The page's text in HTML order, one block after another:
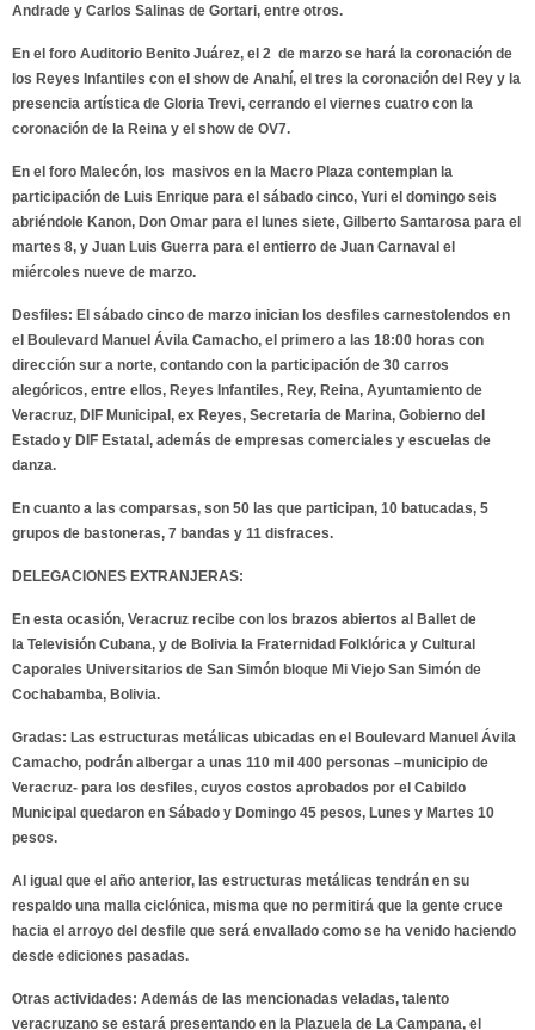
Andrade y Carlos Salinas de Gortari, entre otros.
En el foro Auditorio Benito Juárez, el 2 de marzo se hará la coronación de
los Reyes Infantiles con el show de Anahí, el tres la coronación del Rey y la
presencia artística de Gloria Trevi, cerrando el viernes cuatro con la
coronación de la Reina y el show de OV7.
En el foro Malecón, los masivos en la Macro Plaza contemplan la
participación de Luis Enrique para el sábado cinco, Yuri el domingo seis
abriéndole Kanon, Don Omar para el lunes siete, Gilberto Santarosa para el
martes 8, y Juan Luis Guerra para el entierro de Juan Carnaval el
miércoles nueve de marzo.
Desfiles: El sábado cinco de marzo inician los desfiles carnestolendos en
el Boulevard Manuel Ávila Camacho, el primero a las 18:00 horas con
dirección sur a norte, contando con la participación de 30 carros
alegóricos, entre ellos, Reyes Infantiles, Rey, Reina, Ayuntamiento de
Veracruz, DIF Municipal, ex Reyes, Secretaria de Marina, Gobierno del
Estado y DIF Estatal, además de empresas comerciales y escuelas de
danza.
En cuanto a las comparsas, son 50 las que participan, 10 batucadas, 5
grupos de bastoneras, 7 bandas y 11 disfraces.
DELEGACIONES EXTRANJERAS:
En esta ocasión, Veracruz recibe con los brazos abiertos al Ballet de
la Televisión Cubana, y de Bolivia la Fraternidad Folklórica y Cultural
Caporales Universitarios de San Simón bloque Mi Viejo San Simón de
Cochabamba, Bolivia.
Gradas: Las estructuras metálicas ubicadas en el Boulevard Manuel Ávila
Camacho, podrán albergar a unas 110 mil 400 personas –municipio de
Veracruz- para los desfiles, cuyos costos aprobados por el Cabildo
Municipal quedaron en Sábado y Domingo 45 pesos, Lunes y Martes 10
pesos.
Al igual que el año anterior, las estructuras metálicas tendrán en su
respaldo una malla ciclónica, misma que no permitirá que la gente cruce
hacia el arroyo del desfile que será envallado como se ha venido haciendo
desde ediciones pasadas.
Otras actividades: Además de las mencionadas veladas, talento
veracruzano se estará presentando en la Plazuela de La Campana, el